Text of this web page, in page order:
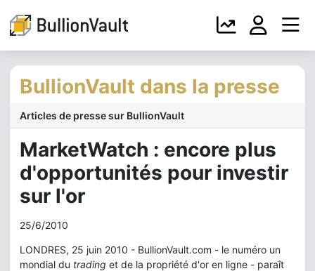
BullionVault dans la presse
Articles de presse sur BullionVault
MarketWatch : encore plus
d'opportunités pour investir
sur l'or
25/6/2010
LONDRES, 25 juin 2010 - BullionVault.com - le numéro un
mondial du trading et de la propriété d'or en ligne - paraît